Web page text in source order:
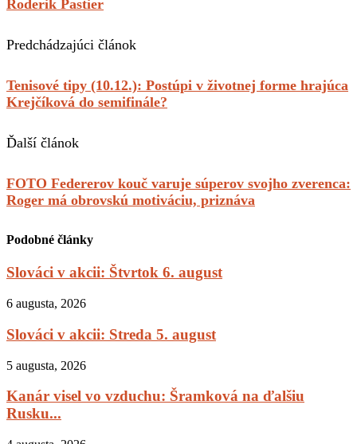
Roderik Pastier
Predchádzajúci článok
Tenisové tipy (10.12.): Postúpi v životnej forme hrajúca
Krejčíková do semifinále?
Ďalší článok
FOTO Federerov kouč varuje súperov svojho zverenca:
Roger má obrovskú motiváciu, priznáva
Podobné články
Slováci v akcii: Štvrtok 6. august
6 augusta, 2026
Slováci v akcii: Streda 5. august
5 augusta, 2026
Kanár visel vo vzduchu: Šramková na ďalšiu
Rusku...